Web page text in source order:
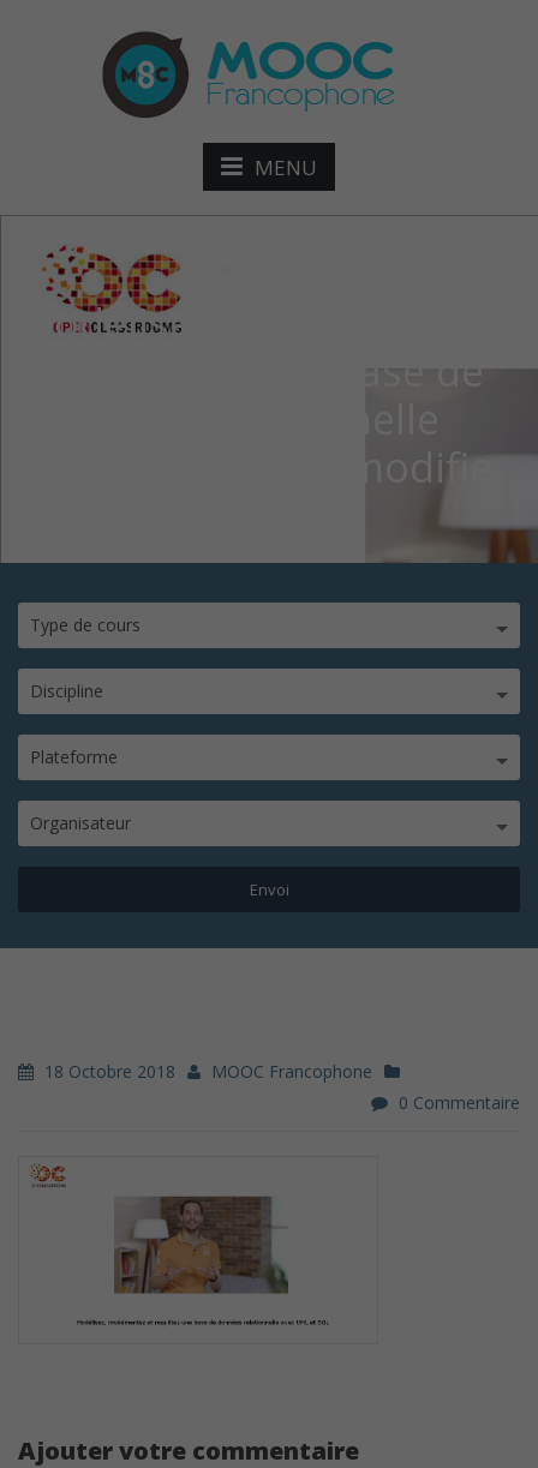
MENU
Modélisez, implémentez
et requêtez une base de
avec UML et SQL modifie
Type de cours
Discipline
Plateforme
Organisateur
18 Octobre 2018
MOOC Francophone
0 Commentaire
Ajouter votre commentaire